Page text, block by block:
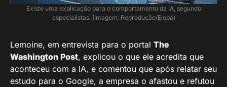
Existe uma explicação para o comportamento da IA, segundo
especialistas. (Imagem: Reprodução/Elopa)
Lemoine, em entrevista para o portal The
Washington Post, explicou o que ele acredita que
aconteceu com a IA, e comentou que após relatar seu
estudo para o Google, a empresa o afastou e refutou